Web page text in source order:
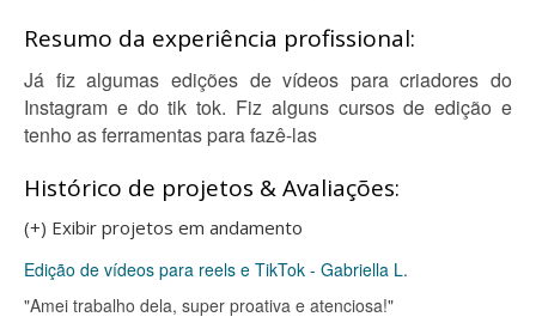
Resumo da experiência profissional:
Já fiz algumas edições de vídeos para criadores do
Instagram e do tik tok. Fiz alguns cursos de edição e
tenho as ferramentas para fazê-las
Histórico de projetos & Avaliações:
(+) Exibir projetos em andamento
Edição de vídeos para reels e TikTok - Gabriella L.
"Amei trabalho dela, super proativa e atenciosa!"